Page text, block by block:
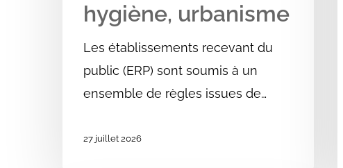
hygiène, urbanisme
Les établissements recevant du
public (ERP) sont soumis à un
ensemble de règles issues de…
27 juillet 2026